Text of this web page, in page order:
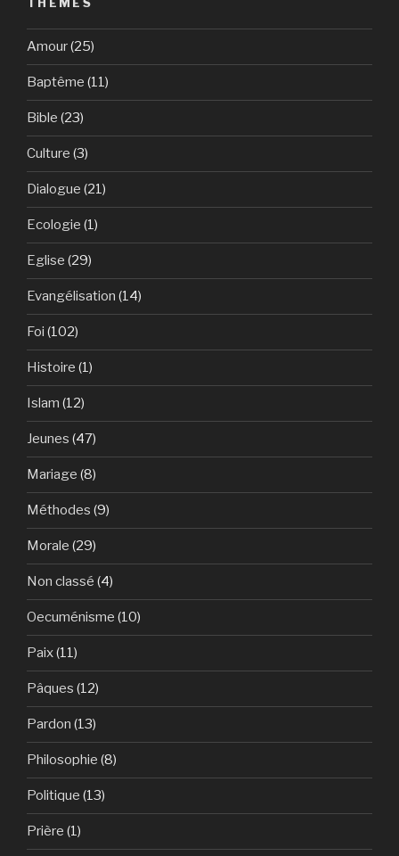
Amour(25)
Baptême (11)
Bible (23)
Culture (3)
Dialogue (21)
Ecologie (1)
Eglise (29)
Evangélisation (14)
Foi (102)
Histoire (1)
Islam (12)
Jeunes (47)
Mariage (8)
Méthodes (9)
Morale (29)
Non classé (4)
Oecuménisme (10)
Paix(11)
Pâques (12)
Pardon (13)
Philosophie (8)
Politique (13)
Prière (1)